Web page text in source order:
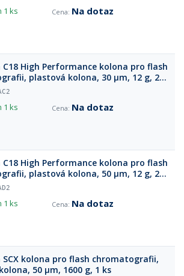
1 ks
Na dotaz
C18 High Performance kolona pro flash
plastová kolona, 30 µm, 12 g, 2
1 ks
Na dotaz
C18 High Performance kolona pro flash
plastová kolona, 50 µm, 12 g, 2
1 ks
Na dotaz
SCX kolona pro flash chromatografii,
50 µm, 1600 g, 1 ks